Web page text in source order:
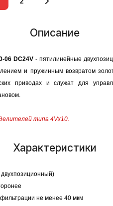
Описание
06 DC24V - пятилинейные
и пружинным возвратом
приводах и служат для
типа 4Vx10.
Характеристики
не менее 40 мкм